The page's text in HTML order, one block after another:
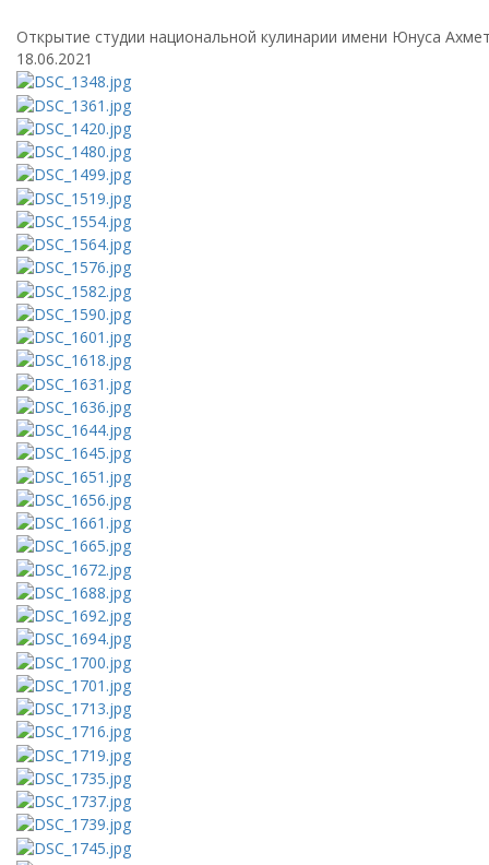
Открытие студии национальной кулинарии имени Юнуса
18.06.2021